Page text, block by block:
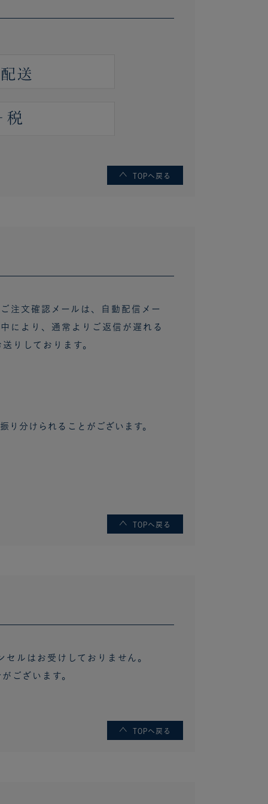
TOPへ戻る
注文確認メールは、自動配信メー
により、通常よりご返信が遅れる
りしております。
分けられることがございます。
TOPへ戻る
ルはお受けしておりません。
ございます。
TOPへ戻る